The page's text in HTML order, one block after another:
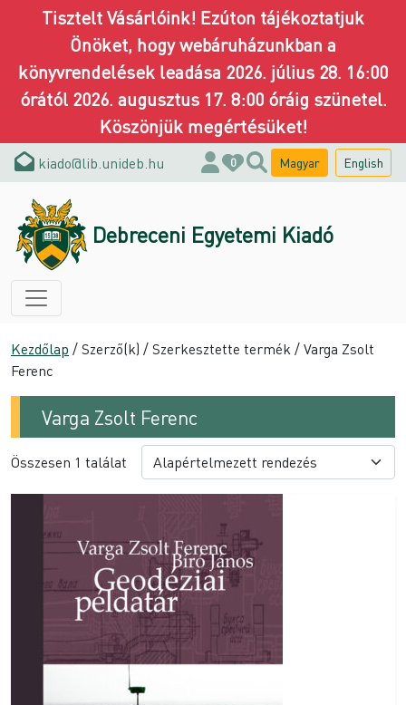
Tisztelt Vásárlóink! Ezúton tájékoztatjuk
Önöket, hogy webáruházunkban a
könyvrendelések leadása 2026. július 28. 16:00
órától 2026. augusztus 17. 8:00 óráig szünetel.
Köszönjük megértésüket!
kiado@lib.unideb.hu 0 Magyar English
Debreceni Egyetemi Kiadó
Kezdőlap / Szerző(k) / Szerkesztette termék / Varga Zsolt
Ferenc
Varga Zsolt Ferenc
Összesen 1 találat